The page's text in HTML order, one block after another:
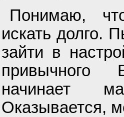
Понимаю,
искать долго.
зайти в
привычного
начинает
Оказывается,